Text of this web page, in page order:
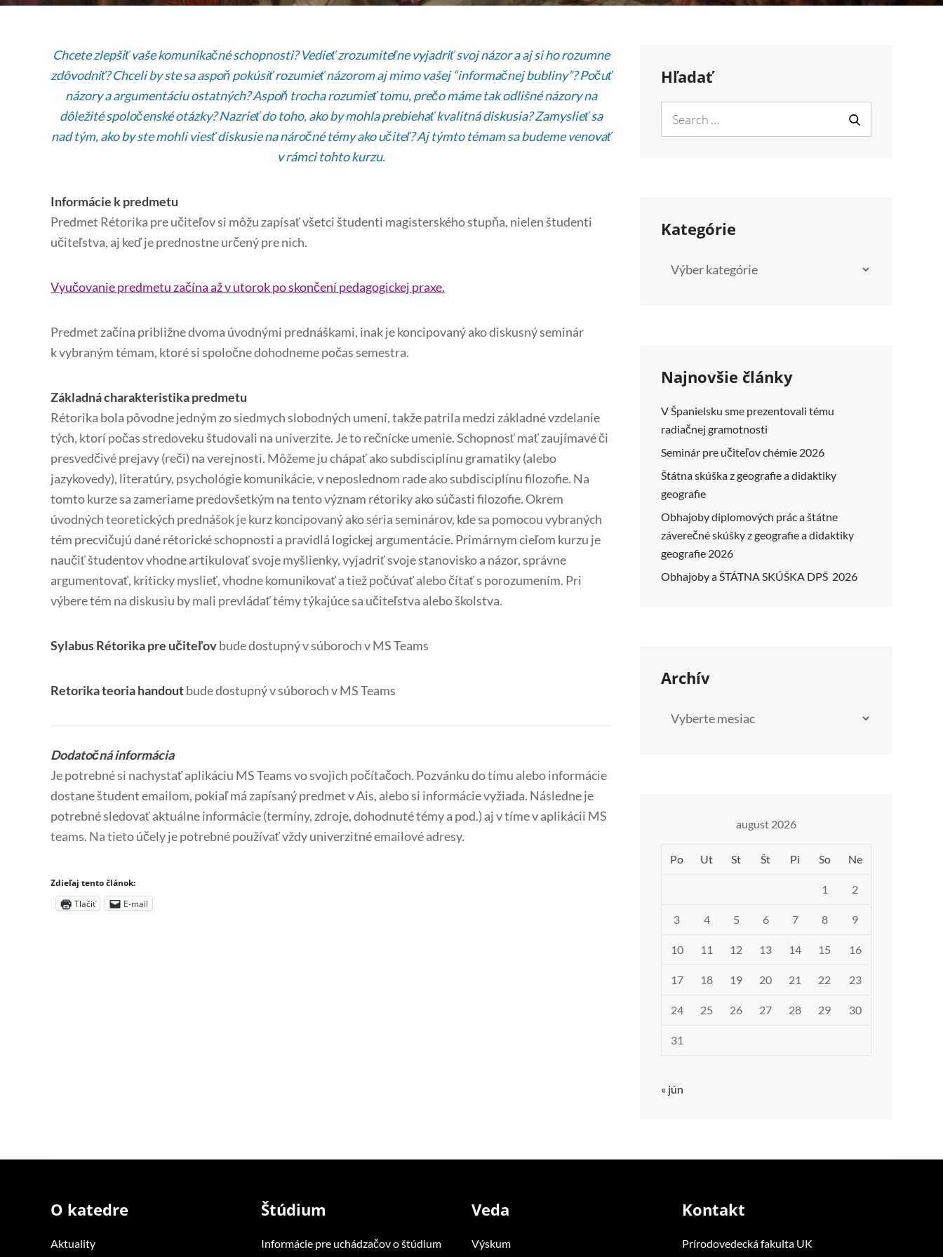
Chcete zlepšiť vaše komunikačné schopnosti? Vedieť zrozumiteľne vyjadriť svoj názor a aj si ho rozumne
zdôvodniť? Chceli by ste sa aspoň pokúsiť rozumieť názorom aj mimo vašej “informačnej bubliny”? Počuť
názory a argumentáciu ostatných? Aspoň trocha rozumieť tomu, prečo máme tak odlišné názory na
dôležité spoločenské otázky? Nazrieť do toho, ako by mohla prebiehať kvalitná diskusia? Zamyslieť sa
nad tým, ako by ste mohli viesť diskusie na náročné témy ako učiteľ? Aj týmto témam sa budeme venovať
v rámci tohto kurzu.
Informácie k predmetu
Predmet Rétorika pre učiteľov si môžu zapísať všetci študenti magisterského stupňa, nielen študenti
učiteľstva, aj keď je prednostne určený pre nich.
Vyučovanie predmetu začína až v utorok po skončení pedagogickej praxe.
Predmet začína približne dvoma úvodnými prednáškami, inak je koncipovaný ako diskusný seminár
k vybraným témam, ktoré si spoločne dohodneme počas semestra.
Základná charakteristika predmetu
Rétorika bola pôvodne jedným zo siedmych slobodných umení, takže patrila medzi základné vzdelanie
tých, ktorí počas stredoveku študovali na univerzite. Je to rečnícke umenie. Schopnosť mať zaujímavé či
presvedčivé prejavy (reči) na verejnosti. Môžeme ju chápať ako subdisciplínu gramatiky (alebo
jazykovedy), literatúry, psychológie komunikácie, v neposlednom rade ako subdisciplínu filozofie. Na
tomto kurze sa zameriame predovšetkým na tento význam rétoriky ako súčasti filozofie. Okrem
úvodných teoretických prednášok je kurz koncipovaný ako séria seminárov, kde sa pomocou vybraných
tém precvičujú dané rétorické schopnosti a pravidlá logickej argumentácie. Primárnym cieľom kurzu je
naučiť študentov vhodne artikulovať svoje myšlienky, vyjadriť svoje stanovisko a názor, správne
argumentovať, kriticky myslieť, vhodne komunikovať a tiež počúvať alebo čítať s porozumením. Pri
výbere tém na diskusiu by mali prevládať témy týkajúce sa učiteľstva alebo školstva.
Sylabus Rétorika pre učiteľovbude dostupný v súboroch v MS Teams
Retorika teoria handoutbude dostupný v súboroch v MS Teams
Dodatočná informácia
Je potrebné si nachystať aplikáciu MS Teams vo svojich počítačoch. Pozvánku do tímu alebo informácie
dostane študent emailom, pokiaľ má zapísaný predmet v Ais, alebo si informácie vyžiada. Následne je
potrebné sledovať aktuálne informácie (termíny, zdroje, dohodnuté témy a pod.) aj v tíme v aplikácii MS
teams. Na tieto účely je potrebné používať vždy univerzitné emailové adresy.
Zdieľaj tento článok:
Tlačiť
E-mail
Hľadať
for:
SEARCH
Kategórie
Kategórie
Najnovšie články
V Španielsku sme prezentovali tému
radiačnej gramotnosti
Seminár pre učiteľov chémie 2026
Štátna skúška z geografie a didaktiky
geografie
Obhajoby diplomových prác a štátne
záverečné skúšky z geografie a didaktiky
geografie 2026
Obhajoby a ŠTÁTNA SKÚŠKA DPŠ 2026
Archív
Archív
august 2026
Po Ut St Št Pi So Ne
1 2
3 4 5 6 7 8 9
10 11 12 13 14 15 16
17 18 19 20 21 22 23
24 25 26 27 28 29 30
31
« jún
O katedre
Aktuality
Štúdium
Informácie pre uchádzačov o štúdium
Veda
Výskum
Kontakt
Prírodovedecká fakulta UK